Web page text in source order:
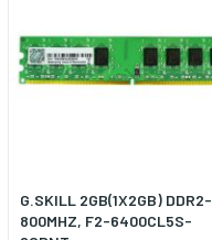
G.SKILL 2GB(1X2GB) DDR2-
800MHZ, F2-6400CL5S-